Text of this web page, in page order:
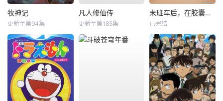
牧神记
更新至第94集
凡人修仙传
更新至第185集
末班车后，在胶囊旅馆向上司传递微热的夜晚
已完结